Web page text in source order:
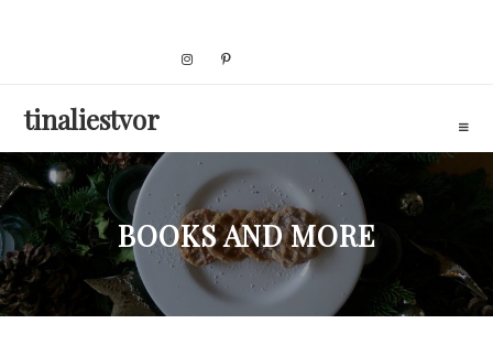
tinaliestvor
BOOKS AND MORE